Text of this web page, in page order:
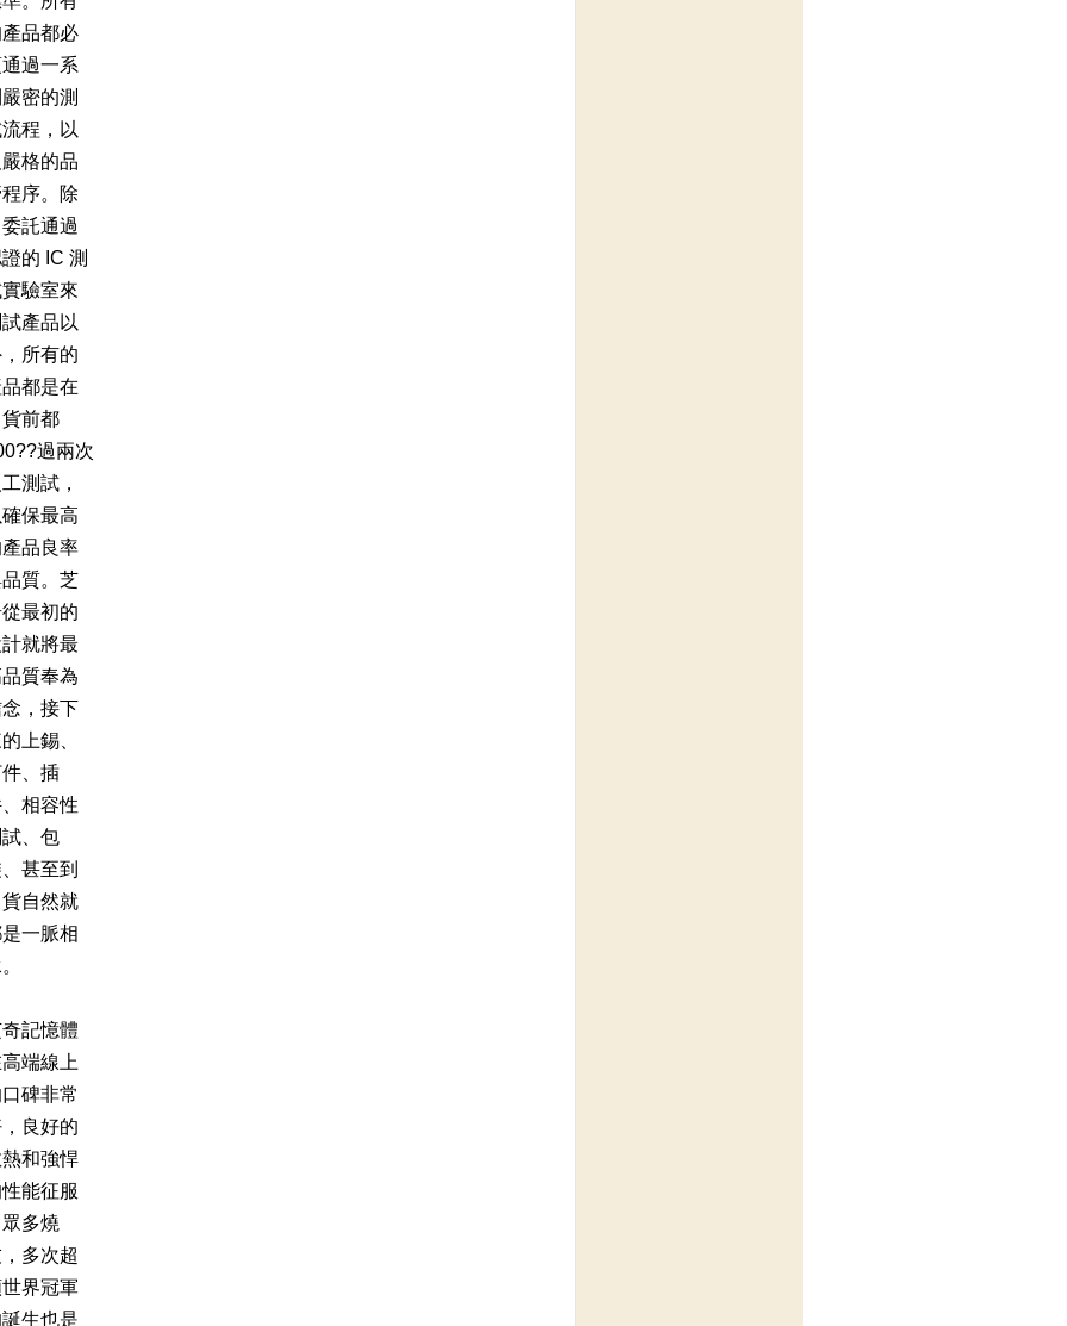
品都必
過一系
密的測
程，以
格的品
序。除
託通過
的 IC 測
驗室來
產品以
所有的
都是在
前都
過兩次
測試，
保最高
品良率
質。芝
最初的
就將最
質奉為
，接下
上錫、
、插
相容性
、包
甚至到
自然就
一脈相
記憶體
端線上
碑非常
良好的
和強悍
能征服
多燒
多次超
界冠軍
生也是